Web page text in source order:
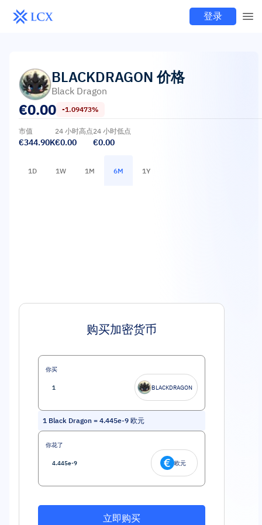
登录
BLACKDRAGON 价格
Black Dragon
€0.00 -1.09473%
市值
€344.90K
24 小时高点
€0.00
24 小时低点
€0.00
1D 1W 1M 6M 1Y
购买加密货币
你买
BLACKDRAGON
1 Black Dragon = 4.445e-9 欧元
你花了
欧元
立即购买